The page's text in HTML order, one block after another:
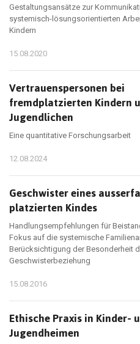
Gestaltungsansätze zur
systemisch-lösungsorientierten
Kindern
15.08.2020
Vertrauenspersonen bei
fremdplatzierten Kindern
Jugendlichen
Eine quantitative Forschungsarbeit
12.08.2024
Geschwister eines
platzierten Kindes
Handlungsempfehlungen für
Fokus auf die systemische
Berücksichtigung der Besonderheit
Geschwisterbeziehung
15.08.2016
Ethische Praxis in Kinder-­
Jugendheimen